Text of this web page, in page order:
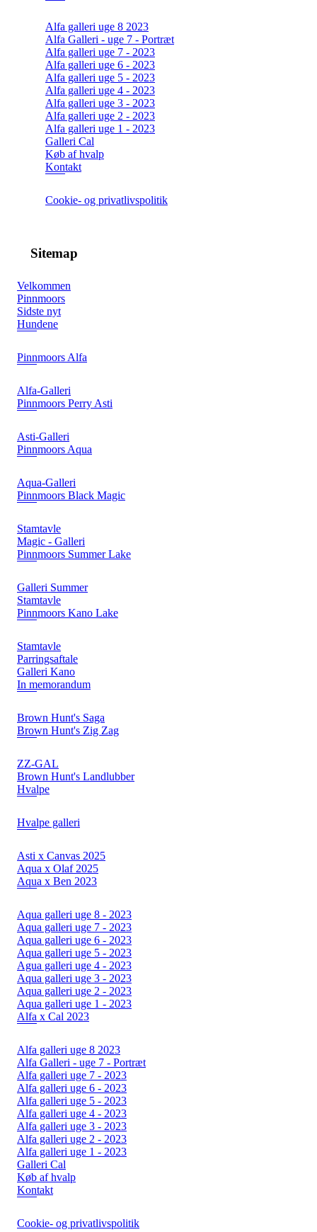
Alfa galleri uge 8 2023
Alfa Galleri - uge 7 - Portræt
Alfa galleri uge 7 - 2023
Alfa galleri uge 6 - 2023
Alfa galleri uge 5 - 2023
Alfa galleri uge 4 - 2023
Alfa galleri uge 3 - 2023
Alfa galleri uge 2 - 2023
Alfa galleri uge 1 - 2023
Galleri Cal
Køb af hvalp
Kontakt
Cookie- og privatlivspolitik
Sitemap
Velkommen
Pinnmoors
Sidste nyt
Hundene
Pinnmoors Alfa
Alfa-Galleri
Pinnmoors Perry Asti
Asti-Galleri
Pinnmoors Aqua
Aqua-Galleri
Pinnmoors Black Magic
Stamtavle
Magic - Galleri
Pinnmoors Summer Lake
Galleri Summer
Stamtavle
Pinnmoors Kano Lake
Stamtavle
Parringsaftale
Galleri Kano
In memorandum
Brown Hunt's Saga
Brown Hunt's Zig Zag
ZZ-GAL
Brown Hunt's Landlubber
Hvalpe
Hvalpe galleri
Asti x Canvas 2025
Aqua x Olaf 2025
Aqua x Ben 2023
Aqua galleri uge 8 - 2023
Aqua galleri uge 7 - 2023
Aqua galleri uge 6 - 2023
Aqua galleri uge 5 - 2023
Agua galleri uge 4 - 2023
Aqua galleri uge 3 - 2023
Aqua galleri uge 2 - 2023
Aqua galleri uge 1 - 2023
Alfa x Cal 2023
Alfa galleri uge 8 2023
Alfa Galleri - uge 7 - Portræt
Alfa galleri uge 7 - 2023
Alfa galleri uge 6 - 2023
Alfa galleri uge 5 - 2023
Alfa galleri uge 4 - 2023
Alfa galleri uge 3 - 2023
Alfa galleri uge 2 - 2023
Alfa galleri uge 1 - 2023
Galleri Cal
Køb af hvalp
Kontakt
Cookie- og privatlivspolitik